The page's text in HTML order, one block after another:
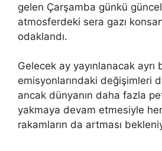
gelen Çarşamba günkü
atmosferdeki sera gazı
odaklandı.
Gelecek ay yayınlanacak
emisyonlarındaki değişimleri
ancak dünyanın daha fazla
yakmaya devam etmesiyle
rakamların da artması